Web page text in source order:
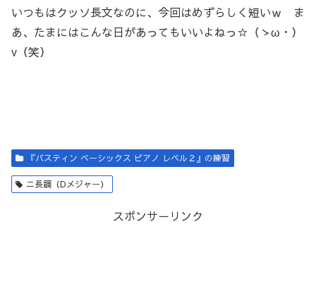
いつもはクッソ長文なのに、今回はめずらしく短いｗ ま
あ、たまにはこんな日があってもいいよねっ☆（ゝω・）
v（笑）
『バスティン ベーシックス ピアノ レベル２』の練習
ニ長調（Dメジャー）
スポンサーリンク